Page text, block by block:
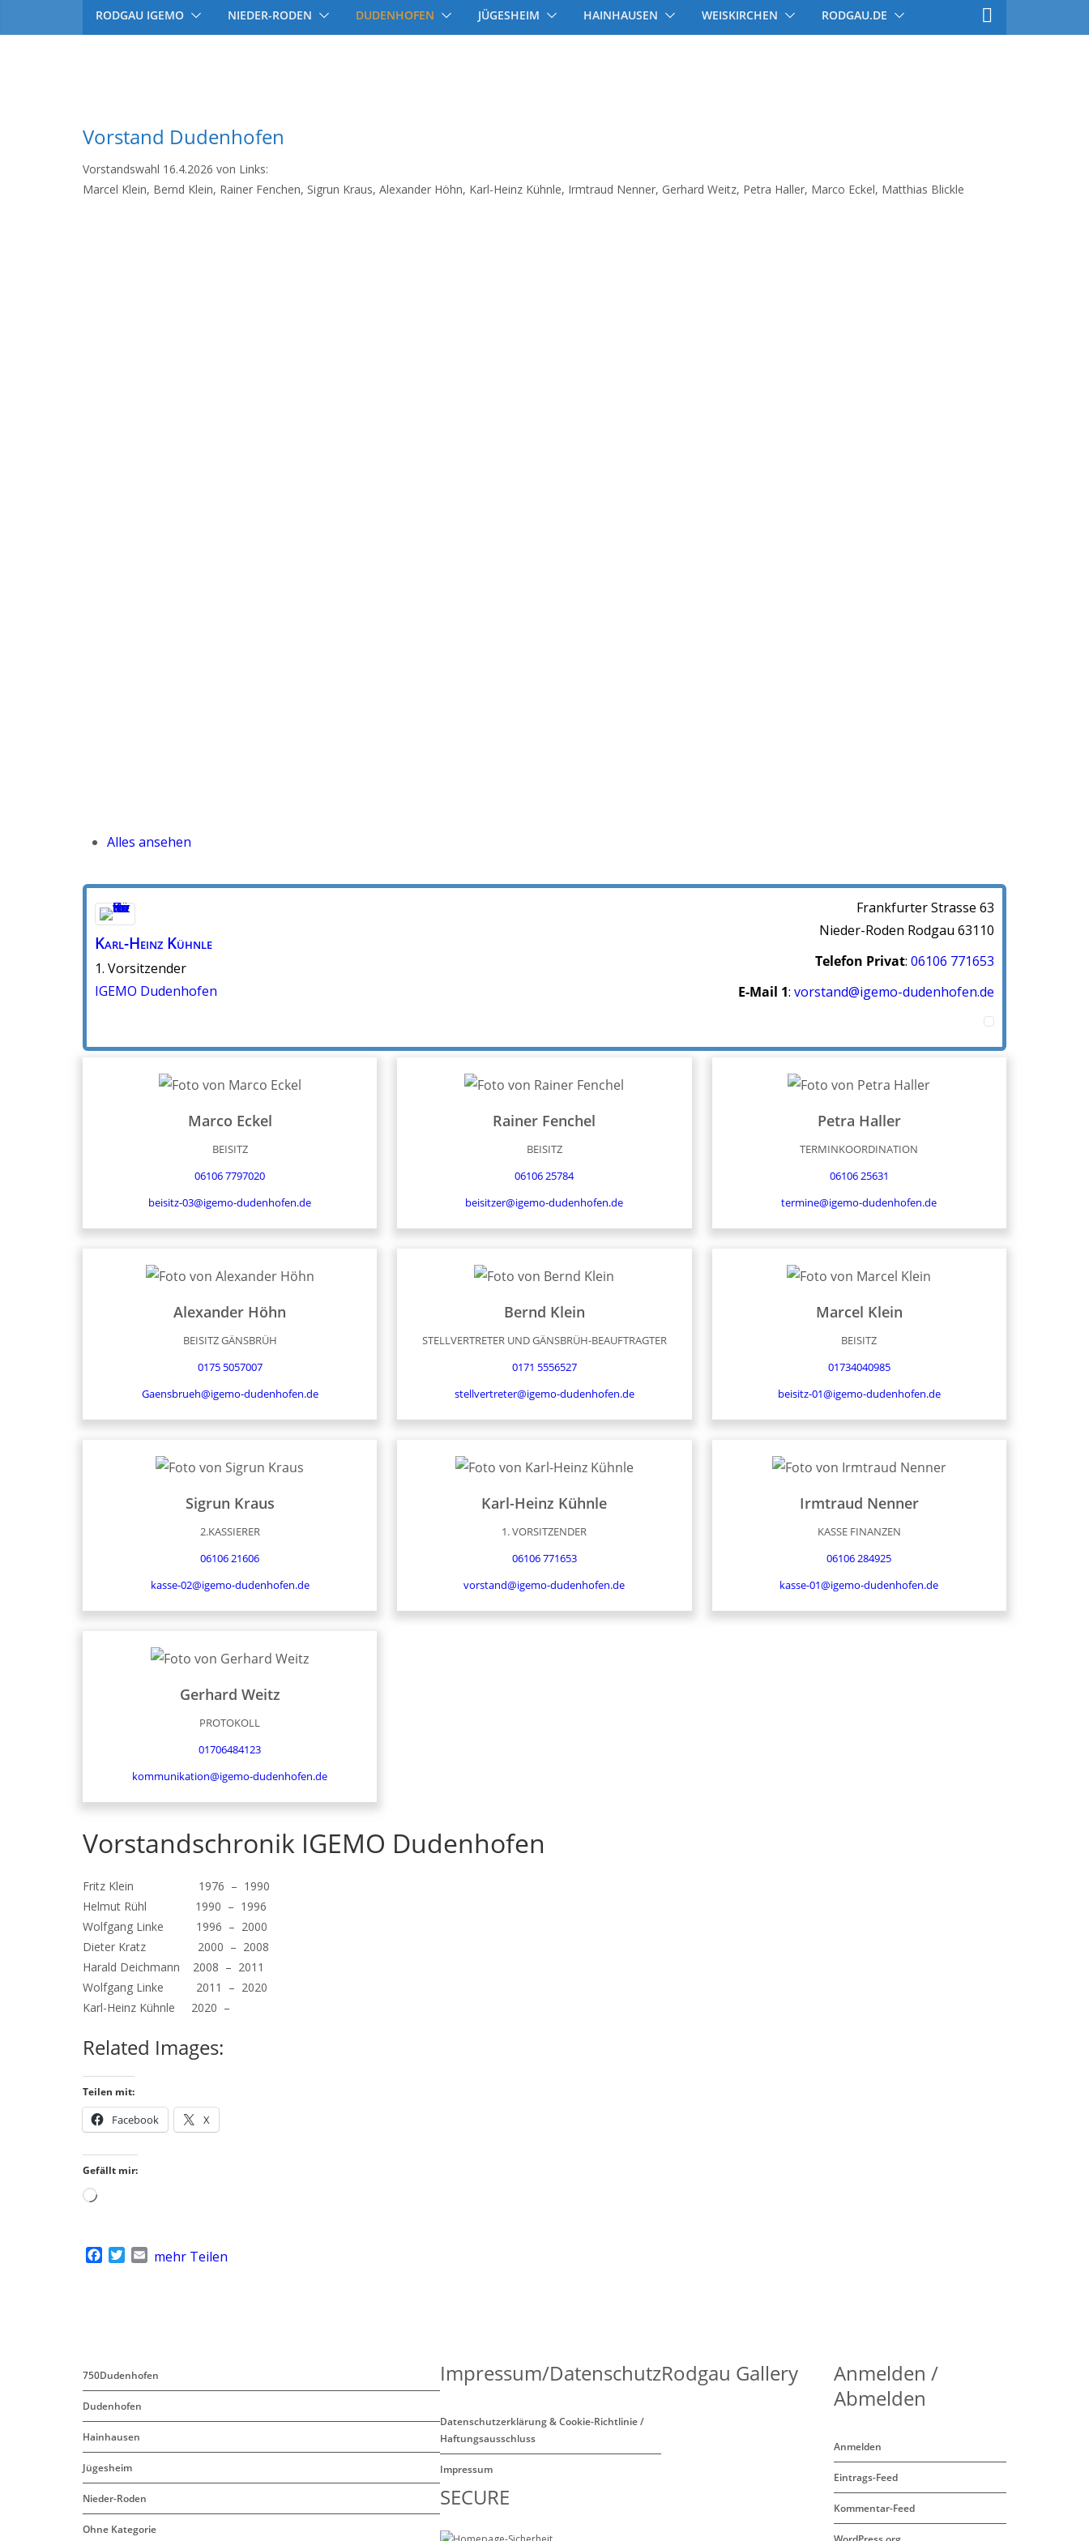
RODGAU IGEMO NIEDER-RODEN DUDENHOFEN JÜGESHEIM HAINHAUSEN WEISKIRCHEN RODGAU.DE
Vorstand Dudenhofen
Vorstandswahl 16.4.2026 von Links:
Marcel Klein, Bernd Klein, Rainer Fenchen, Sigrun Kraus, Alexander Höhn, Karl-Heinz Kühnle, Irmtraud Nenner, Gerhard Weitz, Petra Haller, Marco Eckel, Matthias Blickle
Alles ansehen
Karl-Heinz Kühnle
1. Vorsitzender
IGEMO Dudenhofen
Frankfurter Strasse 63
Nieder-Roden Rodgau 63110
Telefon Privat: 06106 771653
E-Mail 1: vorstand@igemo-dudenhofen.de
Marco Eckel
BEISITZ
06106 7797020
beisitz-03@igemo-dudenhofen.de
Rainer Fenchel
BEISITZ
06106 25784
beisitzer@igemo-dudenhofen.de
Petra Haller
TERMINKOORDINATION
06106 25631
termine@igemo-dudenhofen.de
Alexander Höhn
BEISITZ GÄNSBRÜH
0175 5057007
Gaensbrueh@igemo-dudenhofen.de
Bernd Klein
STELLVERTRETER UND GÄNSBRÜH-BEAUFTRAGTER
0171 5556527
stellvertreter@igemo-dudenhofen.de
Marcel Klein
BEISITZ
01734040985
beisitz-01@igemo-dudenhofen.de
Sigrun Kraus
2.KASSIERER
06106 21606
kasse-02@igemo-dudenhofen.de
Karl-Heinz Kühnle
1. VORSITZENDER
06106 771653
vorstand@igemo-dudenhofen.de
Irmtraud Nenner
KASSE FINANZEN
06106 284925
kasse-01@igemo-dudenhofen.de
Gerhard Weitz
PROTOKOLL
01706484123
kommunikation@igemo-dudenhofen.de
Vorstandschronik IGEMO Dudenhofen
Fritz Klein 1976 – 1990
Helmut Rühl 1990 – 1996
Wolfgang Linke 1996 – 2000
Dieter Kratz 2000 – 2008
Harald Deichmann 2008 – 2011
Wolfgang Linke 2011 – 2020
Karl-Heinz Kühnle 2020 –
Related Images:
Teilen mit:
Facebook X
Gefällt mir:
Wird
k
mehr Teilen
750Dudenhofen
Dudenhofen
Hainhausen
Jügesheim
Nieder-Roden
Ohne Kategorie
Impressum/Datenschutz
Datenschutzerklärung & Cookie-Richtlinie /
Haftungsausschluss
Impressum
SECURE
Rodgau Gallery
Anmelden /
Abmelden
Anmelden
Eintrags-Feed
Kommentar-Feed